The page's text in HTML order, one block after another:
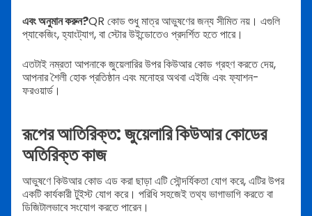
এবং অনুমান করুন?QR কোড শুধু মাত্র আভুষণের জন্য সীমিত নয়। এগুলি
প্যাকেজিং, হ্যাংট্যাগ, বা স্টোর উইন্ডোতেও প্রদর্শিত হতে পারে।
এতটাই নম্রতা আপনাকে জুয়েলারির উপর কিউআর কোড গ্রহণ করতে দেয়,
আপনার শৈলী হোক প্রতিষ্ঠান এবং মনোহর অথবা এইজি এবং ফ্যাশন-
ফরওয়ার্ড।
রূপের আতিরিক্ত: জুয়েলারি কিউআর কোডের
অতিরিক্ত কাজ
আভুষণে কিউআর কোড এড করা ছাড়া এটি সৌন্দর্যিকতা যোগ করে, এটির উপর
একটি কার্যকারী টুইস্ট যোগ করে। পরিধি সহজেই তথ্য ভাগাভাগি করতে বা
ডিজিটালভাবে সংযোগ করতে পারেন।